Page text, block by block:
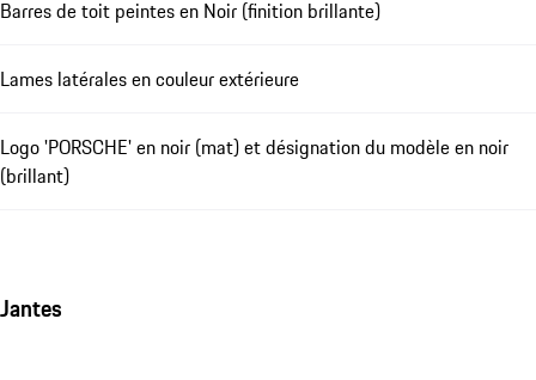
Barres de toit peintes en Noir (finition brillante)
Lames latérales en couleur extérieure
Logo 'PORSCHE' en noir (mat) et désignation du modèle en noir
(brillant)
Jantes